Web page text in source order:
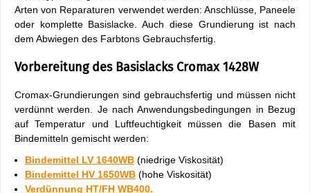
Arten von Reparaturen verwendet werden: Anschlüsse, Paneele
oder komplette Basislacke. Auch diese Grundierung ist nach
dem Abwiegen des Farbtons Gebrauchsfertig.
Vorbereitung des Basislacks Cromax 1428W
Cromax-Grundierungen sind gebrauchsfertig und müssen nicht
verdünnt werden. Je nach Anwendungsbedingungen in Bezug
auf Temperatur und Luftfeuchtigkeit müssen die Basen mit
Bindemitteln gemischt werden:
Bindemittel LV 1640WB (niedrige Viskosität)
Bindemittel HV 1650WB (hohe Viskosität)
Verdünnung HT/FH WB400.